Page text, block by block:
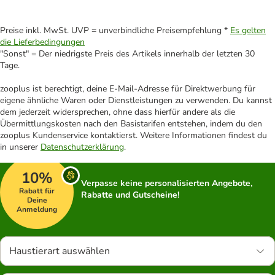
Preise inkl. MwSt. UVP = unverbindliche Preisempfehlung * Es gelten
die Lieferbedingungen
"Sonst" = Der niedrigste Preis des Artikels innerhalb der letzten 30
Tage.
zooplus ist berechtigt, deine E-Mail-Adresse für Direktwerbung für
eigene ähnliche Waren oder Dienstleistungen zu verwenden. Du kannst
dem jederzeit widersprechen, ohne dass hierfür andere als die
Übermittlungskosten nach den Basistarifen entstehen, indem du den
zooplus Kundenservice kontaktierst. Weitere Informationen findest du
in unserer Datenschutzerklärung.
10%
Rabatt für
Deine
Anmeldung
Verpasse keine personalisierten Angebote,
Rabatte und Gutscheine!
Haustierart auswählen